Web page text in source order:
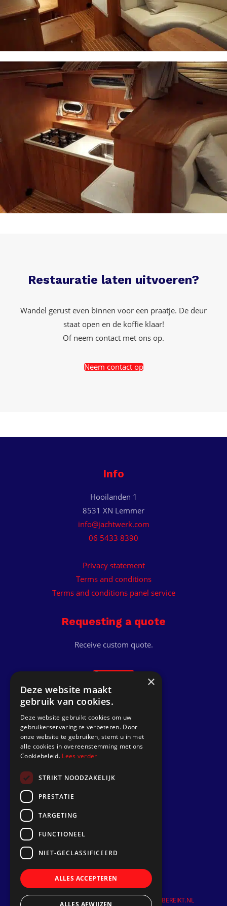
Restauratie laten uitvoeren?
Wandel gerust even binnen voor een praatje. De deur
staat open en de koffie klaar!
Of neem contact met ons op.
Neem contact op
Info
Hooilanden 1
8531 XN Lemmer
info@jachtwerk.com
06 5433 8390
Privacy statement
Terms and conditions
Terms and conditions panel service
Requesting a quote
Receive custom quote.
Get a quote
Go to
Dek Designer
About us
Projects
Install a synthetic teak deck
| Website ontwikkeling door WEBSITEBEREIKT.NL
×
Deze website maakt
gebruik van cookies.
Deze website gebruikt cookies om uw
gebruikerservaring te verbeteren. Door
onze website te gebruiken, stemt u in met
alle cookies in overeenstemming met ons
Cookiebeleid. Lees verder
STRIKT NOODZAKELIJK
PRESTATIE
TARGETING
FUNCTIONEEL
NIET-GECLASSIFICEERD
ALLES ACCEPTEREN
ALLES AFWIJZEN